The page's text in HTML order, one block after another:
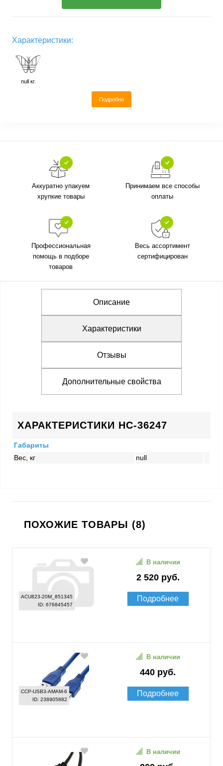
Характеристики:
null кг.
Подробно
Аккуратно упакуем
хрупкие товары
Принимаем все способы
оплаты
Профессиональная
помощь в подборе
товаров
Весь ассортимент
сертифицирован
Описание
Характеристики
Отзывы
Дополнительные свойства
ХАРАКТЕРИСТИКИ HC-36247
Габариты
Вес, кг
null
ПОХОЖИЕ ТОВАРЫ (8)
ACU823-20M_851345
ID: 676845457
2 520 руб.
В наличии
Подробнее
CCP-USB3-AMAM-6
ID: 238905882
440 руб.
В наличии
Подробнее
В наличии